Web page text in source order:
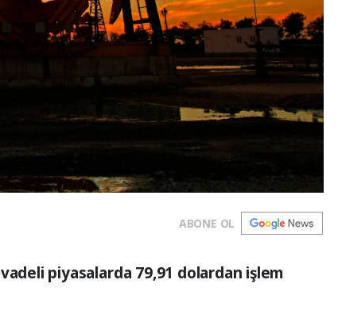
ABONE OL
piyasalarda 79,91 dolardan işlem